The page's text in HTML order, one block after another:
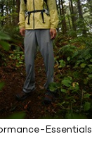
Essentials